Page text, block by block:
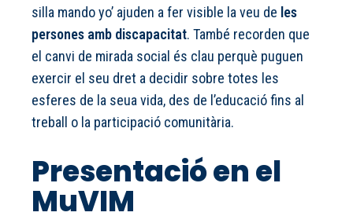
silla mando yo’ ajuden a fer visible la veu de les
persones amb discapacitat. També recorden que
el canvi de mirada social és clau perquè puguen
exercir el seu dret a decidir sobre totes les
esferes de la seua vida, des de l’educació fins al
treball o la participació comunitària.
Presentació en el
MuVIM